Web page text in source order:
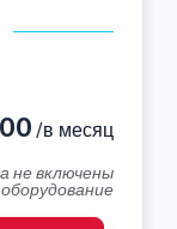
/в месяц
не включены